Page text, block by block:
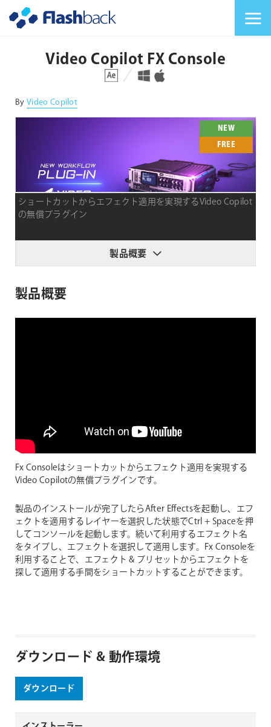
Video Copilot FX Console
対応プラットフォーム 対応OS
By Video Copilot
NEW
FREE
ショートカットからエフェクト適用を実現するVideo Copilot
の無償プラグイン
製品概要
製品概要
Fx Consoleはショートカットからエフェクト適用を実現する
Video Copilotの無償プラグインです。
製品のインストールが完了したらAfter Effectsを起動し、エフ
ェクトを適用するレイヤーを選択した状態でCtrl + Spaceを押
してコンソールを起動します。続いて利用するエフェクト名
をタイプし、エフェクトを選択して適用します。Fx Consoleを
利用することで、エフェクト & プリセットからエフェクトを
探して適用する手間をショートカットすることができます。
ダウンロード & 動作環境
ダウンロード